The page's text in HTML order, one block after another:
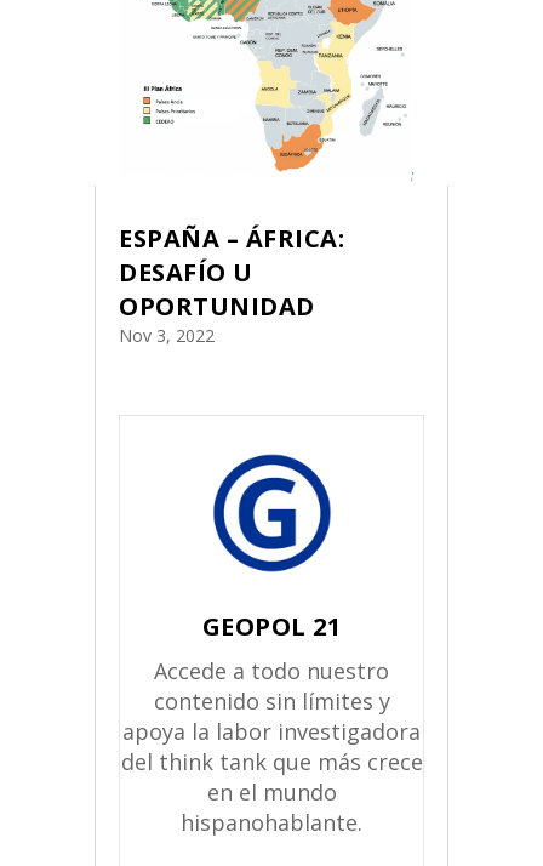
ESPAÑA – ÁFRICA:
DESAFÍO U
OPORTUNIDAD
Nov 3, 2022
GEOPOL 21
Accede a todo nuestro
contenido sin límites y
apoya la labor investigadora
del think tank que más crece
en el mundo
hispanohablante.